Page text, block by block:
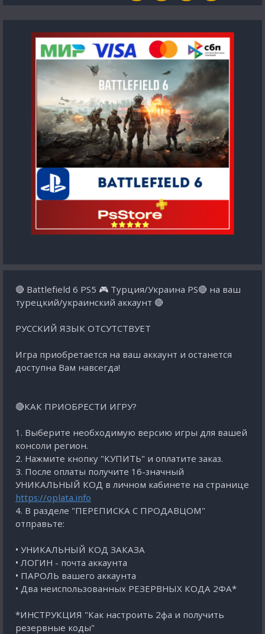
🔴 Battlefield 6 PS5 🎮 Турция/Украина PS🔴 на ваш
турецкий/украинский аккаунт 🔴
РУССКИЙ ЯЗЫК ОТСУТСТВУЕТ
Игра приобретается на ваш аккаунт и останется
доступна Вам навсегда!
🔴КАК ПРИОБРЕСТИ ИГРУ?
1. Выберите необходимую версию игры для вашей
консоли регион.
2. Нажмите кнопку "КУПИТЬ" и оплатите заказ.
3. После оплаты получите 16-значный
УНИКАЛЬНЫЙ КОД в личном кабинете на странице
https://oplata.info
4. В разделе "ПЕРЕПИСКА С ПРОДАВЦОМ"
отправьте:
• УНИКАЛЬНЫЙ КОД ЗАКАЗА
• ЛОГИН - почта аккаунта
• ПАРОЛЬ вашего аккаунта
• Два неиспользованных РЕЗЕРВНЫХ КОДА 2ФА*
*ИНСТРУКЦИЯ "Как настроить 2фа и получить
резервные коды"